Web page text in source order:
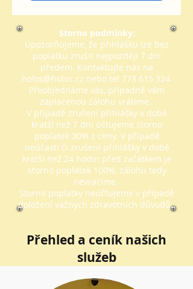
Storno podmínky:
Upozorňujeme, že přihlášku lze bez
poplatku zrušit nejpozději 7 dní
předem. Kontaktujte nás na
holos@holos.cz nebo tel 773 615 324.
Přeobjednáme vás, případně vám
zaplacenou zálohu vrátíme.
V případě zrušení přihlášky v době
kratší než 7 dní účtujeme storno
poplatek 30% z ceny. V případě
neúčasti či zrušení přihlášky v době
kratší než 24 hodin před začátkem je
storno poplatek 100%, zálohu tedy
nevracíme.
Storno poplatky neúčtujeme v případě
doložení vážných zdravotních důvodů.
Přehled a ceník našich
služeb